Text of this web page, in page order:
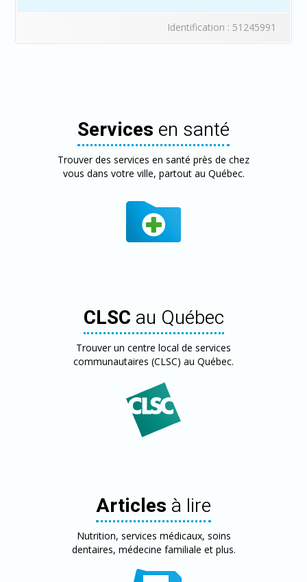
Identification : 51245991
Services en santé
Trouver des services en santé près de chez
vous dans votre ville, partout au Québec.
CLSC au Québec
Trouver un centre local de services
communautaires (CLSC) au Québec.
Articles à lire
Nutrition, services médicaux, soins
dentaires, médecine familiale et plus.